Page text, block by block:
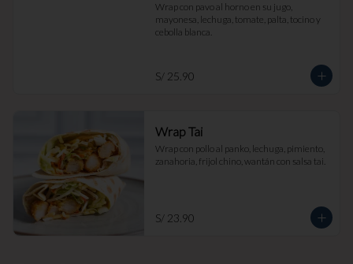
Wrap con pavo al horno en su jugo,
mayonesa, lechuga, tomate, palta, tocino y
cebolla blanca.
S/ 25.90
Wrap Tai
Wrap con pollo al panko, lechuga, pimiento,
zanahoria, frijol chino, wantán con salsa tai.
S/ 23.90